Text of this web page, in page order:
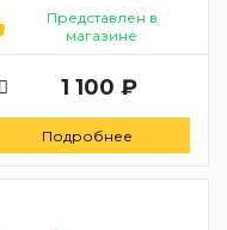
Представлен в
магазине
1 100 ₽
Подробнее